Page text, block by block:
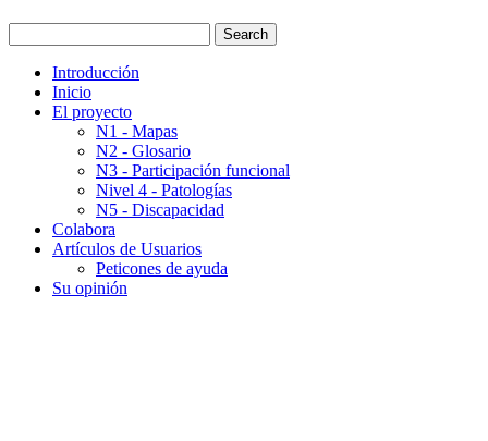
Introducción
Inicio
El proyecto
N1 - Mapas
N2 - Glosario
N3 - Participación funcional
Nivel 4 - Patologías
N5 - Discapacidad
Colabora
Artículos de Usuarios
Peticones de ayuda
Su opinión